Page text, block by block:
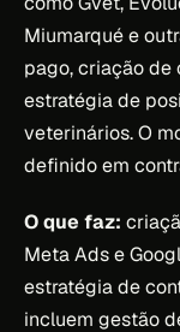
Miumarqué e
pago, criação de
estratégia de
veterinários. O
definido em
O que faz:
Meta Ads e
estratégia de
incluem gestão